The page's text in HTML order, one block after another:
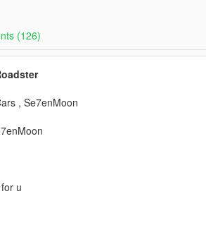
(126)
, Se7enMoon
u